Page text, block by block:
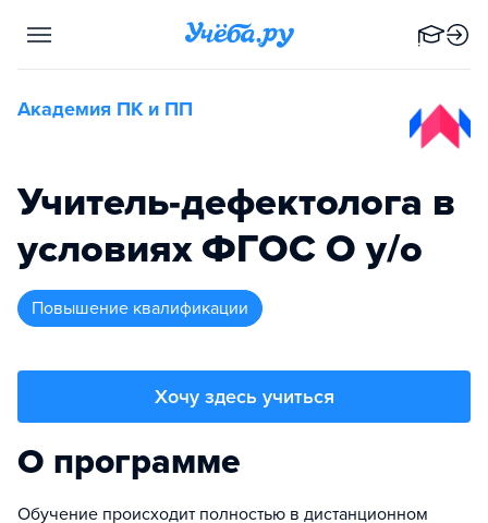
Академия ПК и ПП
Учитель-дефектолога в
условиях ФГОС О у/о
повышение квалификации
Хочу здесь учиться
О программе
Обучение происходит полностью в дистанционном